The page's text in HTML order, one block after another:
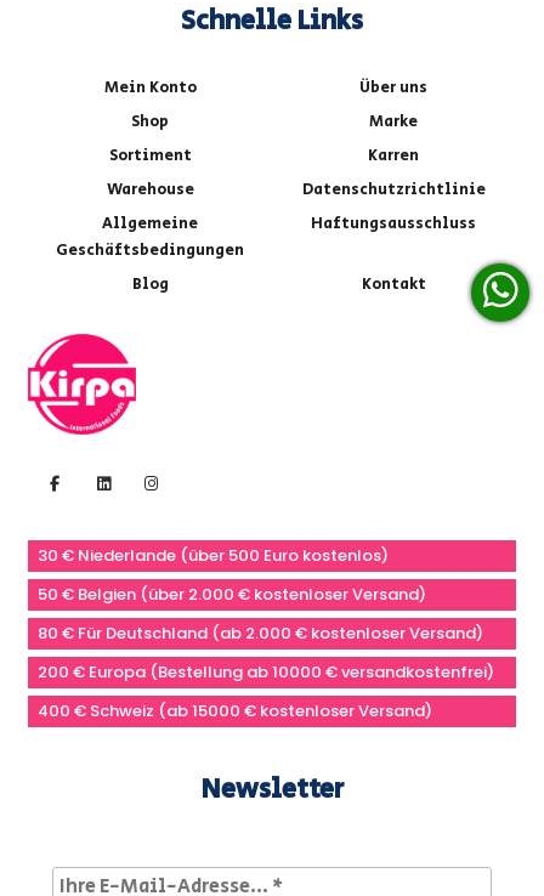
Schnelle Links
Mein Konto
Über uns
Shop
Marke
Sortiment
Karren
Warehouse
Datenschutzrichtlinie
Allgemeine
Geschäftsbedingungen
Haftungsausschluss
Blog Kontakt
30 € Niederlande (über 500 Euro kostenlos)
50 € Belgien (über 2.000 € kostenloser Versand)
80 € Für Deutschland (ab 2.000 € kostenloser Versand)
200 € Europa (Bestellung ab 10000 € versandkostenfrei)
400 € Schweiz (ab 15000 € kostenloser Versand)
Newsletter